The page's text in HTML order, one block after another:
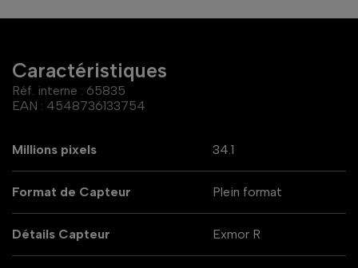
Caractéristiques
Réf. interne : 65835
EAN : 4548736133754
Millions pixels 34.1
Format de Capteur Plein format
Détails Capteur Exmor R